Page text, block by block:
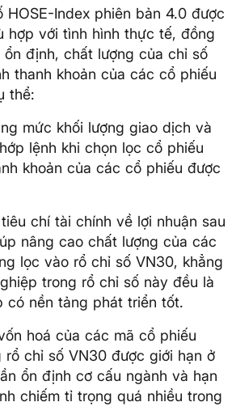
HOSE-Index phiên bản 4.0 được
hợp với tình hình thực tế, đồng
định, chất lượng của chỉ số
thanh khoản của các cổ phiếu
thể:
mức khối lượng giao dịch và
lệnh khi chọn lọc cổ phiếu
khoản của các cổ phiếu được
chí tài chính về lợi nhuận sau
nâng cao chất lượng của các
lọc vào rổ chỉ số VN30, khẳng
trong rổ chỉ số này đều là
có nền tảng phát triển tốt.
hoá của các mã cổ phiếu
rổ chỉ số VN30 được giới hạn ở
ổn định cơ cấu ngành và hạn
chiếm tỉ trọng quá nhiều trong